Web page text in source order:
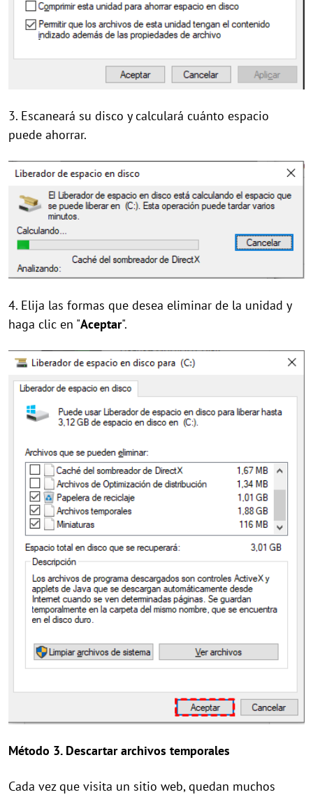
3. Escaneará su disco y calculará cuánto espacio
puede ahorrar.
4. Elija las formas que desea eliminar de la unidad y
haga clic en "Aceptar".
Método 3. Descartar archivos temporales
Cada vez que visita un sitio web, quedan muchos